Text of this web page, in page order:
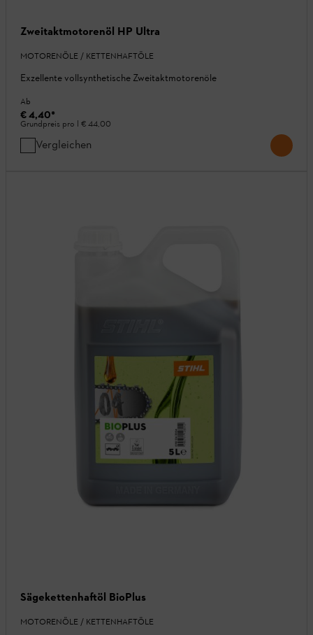
Zweitaktmotorenöl HP Ultra
MOTORENÖLE / KETTENHAFTÖLE
Exzellente vollsynthetische Zweitaktmotorenöle
Ab
€ 4,40*
Grundpreis pro l € 44,00
Vergleichen
Sägekettenhaftöl BioPlus
MOTORENÖLE / KETTENHAFTÖLE